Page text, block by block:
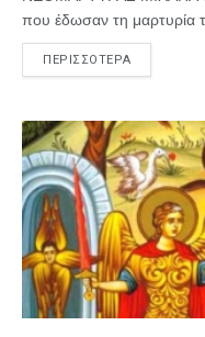
που έδωσαν τη μαρτυρία
ΠΕΡΙΣΣΟΤΕΡΑ